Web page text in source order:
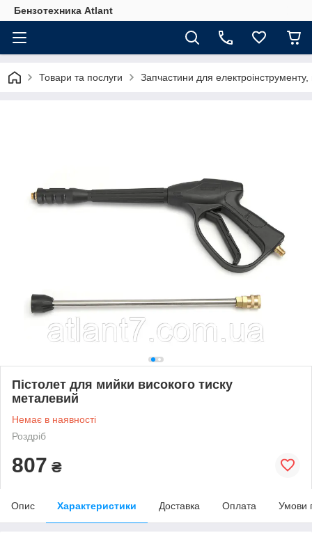
Бензотехника Atlant
Товари та послуги Запчастини для електроінструменту,
Пістолет для мийки високого тиску
металевий
Немає в наявності
Роздріб
807 ₴
Опис Характеристики Доставка Оплата Умови